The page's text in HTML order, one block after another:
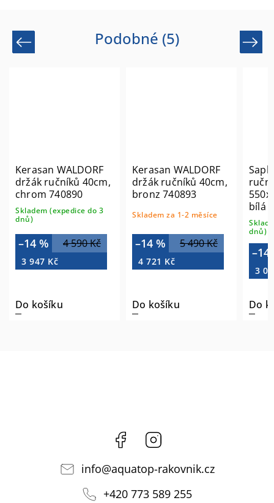
Podobné (5)
Previous
Kerasan WALDORF
držák ručníků 40cm,
chrom 740890
Skladem (expedice do 3
dnů)
4 590 Kč
–14 %
3 947 Kč
Do košíku
Kerasan WALDORF
držák ručníků 40cm,
bronz 740893
Skladem za 1-2 měsíce
5 490 Kč
–14 %
4 721 Kč
Do košíku
bílá
dnů)
–14
3
Do
Next
Facebook
info@aquatop-rakovnik.cz
+420 773 589 255